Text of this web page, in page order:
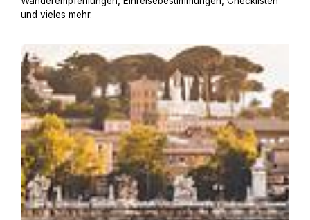
und vieles mehr.
Einreisebestimmungen für Italien